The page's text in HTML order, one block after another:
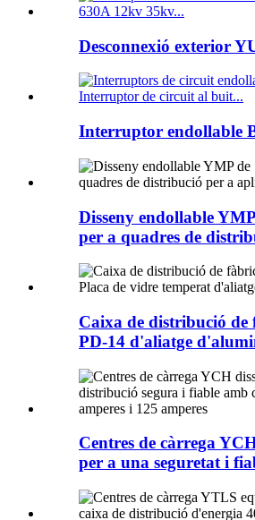
Desconnexió exterior
Interruptor endollable
Disseny endollable
per a quadres de
Caixa de distribució
PD-14 d'aliatge
Centres de càrrega
per a una seguretat i